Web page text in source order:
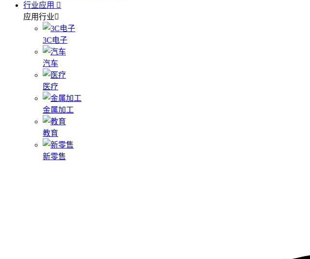
行业应用
应用行业
3C电子
汽车
医疗
金属加工
教育
新零售